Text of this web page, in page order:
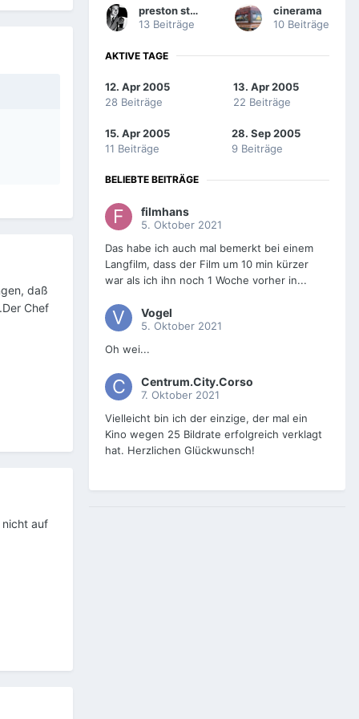
daß
Chef
nicht auf
preston sturges
13 Beiträge
cinerama
10 Beiträge
AKTIVE TAGE
12. Apr 2005
28 Beiträge
13. Apr 2005
22 Beiträge
15. Apr 2005
11 Beiträge
28. Sep 2005
9 Beiträge
BELIEBTE BEITRÄGE
filmhans
5. Oktober 2021
Das habe ich auch mal bemerkt bei einem
Langfilm, dass der Film um 10 min kürzer
war als ich ihn noch 1 Woche vorher in...
Vogel
5. Oktober 2021
Oh wei...
Centrum.City.Corso
7. Oktober 2021
Vielleicht bin ich der einzige, der mal ein
Kino wegen 25 Bildrate erfolgreich verklagt
hat. Herzlichen Glückwunsch!